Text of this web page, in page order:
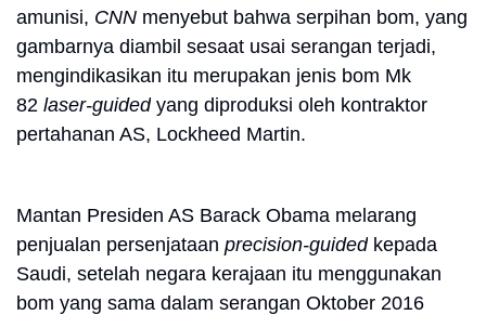
amunisi, CNN menyebut bahwa serpihan bom, yang
gambarnya diambil sesaat usai serangan terjadi,
mengindikasikan itu merupakan jenis bom Mk
82 laser-guided yang diproduksi oleh kontraktor
pertahanan AS, Lockheed Martin.
Mantan Presiden AS Barack Obama melarang
penjualan persenjataan precision-guided kepada
Saudi, setelah negara kerajaan itu menggunakan
bom yang sama dalam serangan Oktober 2016